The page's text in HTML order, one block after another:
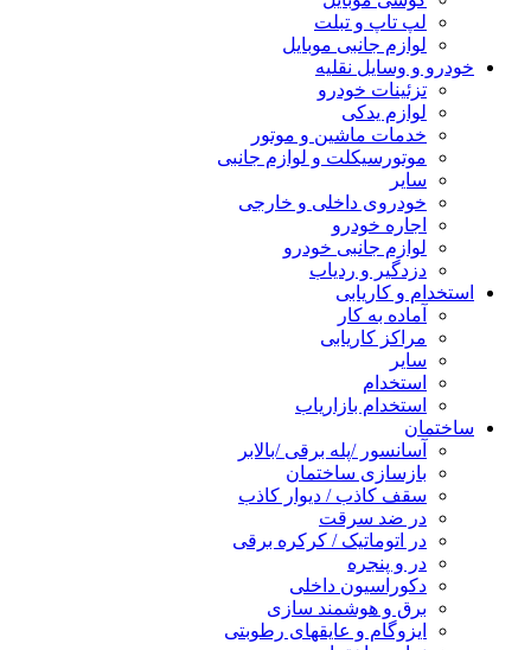
لپ تاپ و تبلت
لوازم جانبی موبایل
خودرو و وسایل نقلیه
تزئینات خودرو
لوازم یدکی
خدمات ماشین و موتور
موتورسیکلت و لوازم جانبی
سایر
خودروی داخلی و خارجی
اجاره خودرو
لوازم جانبی خودرو
دزدگیر و ردیاب
استخدام و کاریابی
آماده به کار
مراکز کاریابی
سایر
استخدام
استخدام بازاریاب
ساختمان
آسانسور /پله برقی /بالابر
بازسازی ساختمان
سقف کاذب / دیوار کاذب
در ضد سرقت
در اتوماتیک / کرکره برقی
در و پنجره
دکوراسیون داخلی
برق و هوشمند سازی
ایزوگام و عایقهای رطوبتی